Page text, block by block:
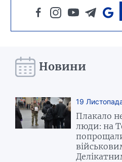
Новини
19
Плакало
люди: на